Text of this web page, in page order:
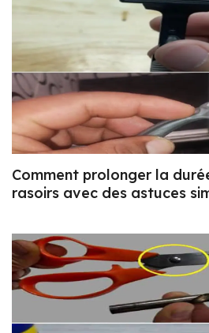
Comment prolonger la
rasoirs avec des astuces